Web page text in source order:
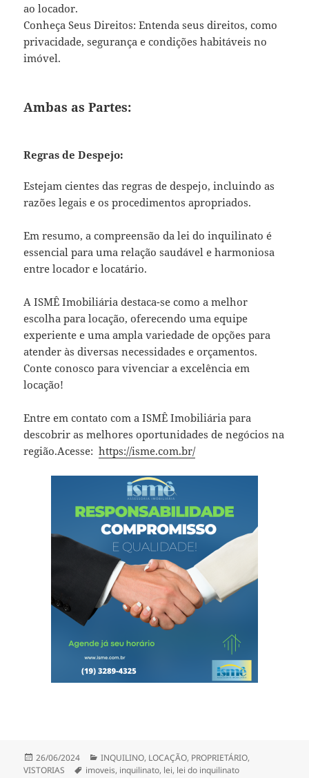
ao locador.
Conheça Seus Direitos: Entenda seus direitos, como
privacidade, segurança e condições habitáveis no
imóvel.
Ambas as Partes:
Regras de Despejo:
Estejam cientes das regras de despejo, incluindo as
razões legais e os procedimentos apropriados.
Em resumo, a compreensão da lei do inquilinato é
essencial para uma relação saudável e harmoniosa
entre locador e locatário.
A ISMÊ Imobiliária destaca-se como a melhor
escolha para locação, oferecendo uma equipe
experiente e uma ampla variedade de opções para
atender às diversas necessidades e orçamentos.
Conte conosco para vivenciar a excelência em
locação!
Entre em contato com a ISMÊ Imobiliária para
descobrir as melhores oportunidades de negócios na
região.Acesse:https://isme.com.br/
Publicado
em
26/06/2024 Categorias
INQUILINO, LOCAÇÃO, PROPRIETÁRIO,
VISTORIAS
Tags
imoveis, inquilinato, lei, lei do inquilinato